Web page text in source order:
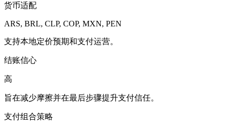
货币适配
ARS, BRL, CLP, COP, MXN, PEN
支持本地定价预期和支付运营。
结账信心
高
旨在减少摩擦并在最后步骤提升支付信任。
支付组合策略